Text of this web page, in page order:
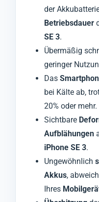
der
Betriebsdauer
SE 3.
Übermäßig
geringer
Das
bei Kälte ab,
20% oder mehr.
Sichtbare
Aufblähungen
iPhone SE 3.
Ungewöhnlich
Akkus,
Ihres